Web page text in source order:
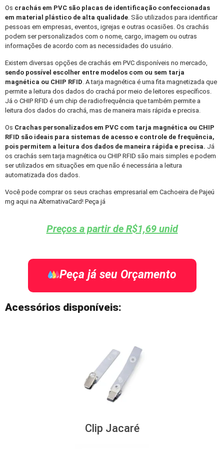
Os crachás em PVC são placas de identificação confeccionadas
em material plástico de alta qualidade. São utilizados para identificar
pessoas em empresas, eventos, igrejas e outras ocasiões. Os crachás
podem ser personalizados com o nome, cargo, imagem ou outras
informações de acordo com as necessidades do usuário.
Existem diversas opções de crachás em PVC disponíveis no mercado,
sendo possível escolher entre modelos com ou sem tarja
magnética ou CHIP RFID. A tarja magnética é uma fita magnetizada que
permite a leitura dos dados do crachá por meio de leitores específicos.
Já o CHIP RFID é um chip de radiofrequência que também permite a
leitura dos dados do crachá, mas de maneira mais rápida e precisa.
Os Crachas personalizados em PVC com tarja magnética ou CHIP
RFID são ideais para sistemas de acesso e controle de frequência,
pois permitem a leitura dos dados de maneira rápida e precisa. Já
os crachás sem tarja magnética ou CHIP RFID são mais simples e podem
ser utilizados em situações em que não é necessária a leitura
automatizada dos dados.
Você pode comprar os seus crachas empresarial em Cachoeira de Pajeú
mg aqui na AlternativaCard! Peça já
Preços a partir de R$1,69 unid
Peça já seu Orçamento
Acessórios disponíveis:
Clip Jacaré